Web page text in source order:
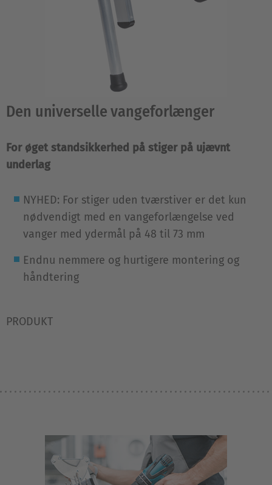
Den universelle vangeforlænger
For øget standsikkerhed på stiger på ujævnt
underlag
NYHED: For stiger uden tværstiver er det kun
nødvendigt med en vangeforlængelse ved
vanger med ydermål på 48 til 73 mm
Endnu nemmere og hurtigere montering og
håndtering
PRODUKT